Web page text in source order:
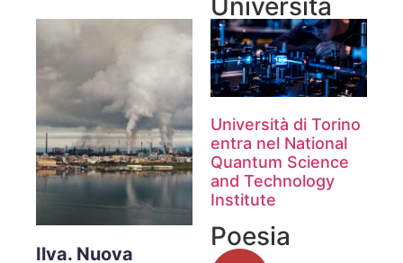
Ilva. Nuova
Università di Torino
entra nel National
Quantum Science
and Technology
Institute
Poesia